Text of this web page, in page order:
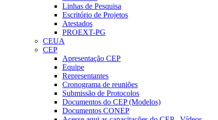
Linhas de Pesquisa
Escritório de Projetos
Atestados
PROEXT-PG
CEUA
CEP
Apresentação CEP
Equipe
Representantes
Cronograma de reuniões
Submissão de Protocolos
Documentos do CEP (Modelos)
Documentos CONEP